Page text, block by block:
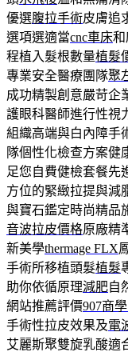
優選腹拉手術皮膚追
選項選適當cnc車床和
程植入髮根數量植髮
專業安全醫療團隊聚
成功精製創意嚴苛企
護眼科醫師進行性視
組織高端與白內障手
隊個性化檢查方案健
足您自費健檢套餐先
方位的緊緻拉提與減
與寶石鑑定時尚精品
音波拉皮價格原廠精
新美學thermage FLX
手術所移植頭髮植髮
助你依循原理減肥自
網站推薦評價907商
手術性拉皮效果及電
艾麗斯聚雙旋乳酸適